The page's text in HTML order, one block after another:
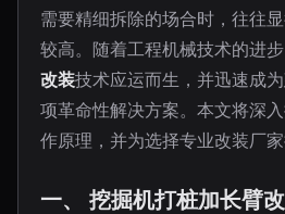
需要精细拆除的场合时，往往
较高。随着工程机械技术的进步
改装技术应运而生，并迅速成
项革命性解决方案。本文将深
作原理，并为选择专业改装厂家
一、 挖掘机打桩加长臂